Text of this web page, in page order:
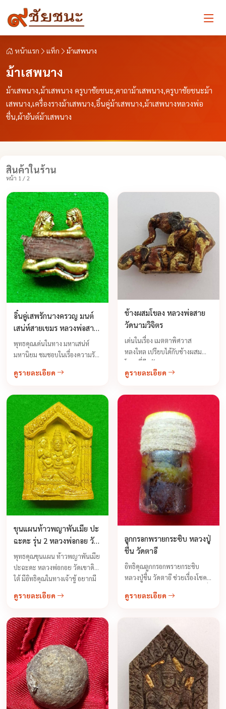
หน้าแรก แท็ก ม้าเสพนาง
ม้าเสพนาง
ม้าเสพนาง,ม้าเสพนาง ครูบาชัยชนะ,คาถาม้าเสพนาง,ครูบาชัยชนะม้า
เสพนาง,เครื่องรางม้าเสพนาง,อิ๋นคู่ม้าเสพนาง,ม้าเสพนางหลวงพ่อ
ชื่น,ผ้ายันต์ม้าเสพนาง
สินค้าในร้าน
หน้า 1 / 2
อิ๋นคู่เสพรักนางครวญ มนต์
เสน่ห์สายเขมร หลวงพ่อสาย
(ทราย) วัดนามวิจิตร
จ.ศรีสะเกษ สร้างปี 2545
พุทธคุณเด่นในทาง มหาเสน่ห์
มหานิยม ชมชอบในเรื่องความรัก
ข้าม ชายหญิงใดอับคู่ชู้ชื่นพก
ดูรายละเอียด
ช้างผสมโขลง หลวงพ่อสาย
วัดนามวิจิตร
เด่นในเรื่อง เมตตาพิศวาส
หลงใหล เปรียบได้กับช้างผสม
โขลงที่มีพลังมากมาย เหมาะ
สำหรับท่านผู้ชายที่ชอบเรื่องมหา
หลง มารัก ...
ดูรายละเอียด
ขุนแผนท้าวพญาพันเมีย ปะ
ฉะดะ รุ่น 2 หลวงพ่อกอย วัด
เขาดินใต้ ปี 2556
พุทธคุณขุนแผน ท้าวพญาพันเมีย
ปะฉะดะ หลวงพ่อกอย วัดเขาดิน
ใต้ มีอิทธิคุณในทางเจ้าชู้ อยากมี
แก่ตัวเองอย่างสูงสุดเมื่อได้พบ
เคลิบเคลิ้มหลงใหลอยากอยู่ใกล้
ไม่อยากไปไหน ...
ดูรายละเอียด
ลูกกรอกพรายกระซิบ หลวงปู่
ชื่น วัดตาอี
อิทธิคุณลูกกรอกพรายกระซิบ
หลวงปู่ชื่น วัดตาอี ช่วยเรื่องโชค
นำไปเลี้ยงอย่างคาดไม่ถึง หลวงปู่
กำลังหลักสำคัญของเราได้
ดูรายละเอียด